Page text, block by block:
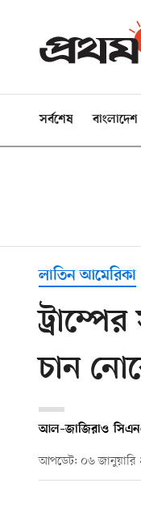
সর্বশেষ বাংলাদেশ
লাতিন আমেরিকা
চান
আল–জাজিরাও
আপডেট: ০৬ জানুয়ারি